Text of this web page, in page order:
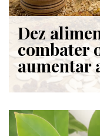
Dez
combater
aumentar